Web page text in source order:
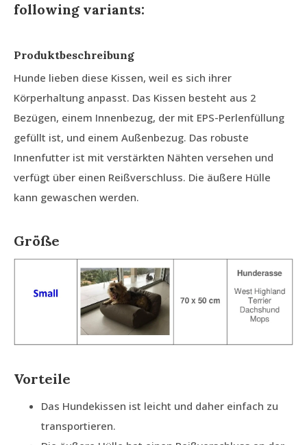
following variants:
Produktbeschreibung
Hunde lieben diese Kissen, weil es sich ihrer
Körperhaltung anpasst. Das Kissen besteht aus 2
Bezügen, einem Innenbezug, der mit EPS-Perlenfüllung
gefüllt ist, und einem Außenbezug. Das robuste
Innenfutter ist mit verstärkten Nähten versehen und
verfügt über einen Reißverschluss. Die äußere Hülle
kann gewaschen werden.
Größe
Vorteile
Das Hundekissen ist leicht und daher einfach zu
transportieren.